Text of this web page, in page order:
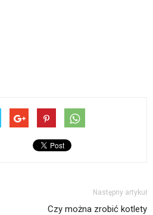
Następny artykuł
Czy można zrobić kotlety